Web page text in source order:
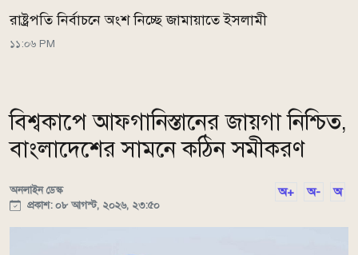
রাষ্ট্রপতি নির্বাচনে অংশ নিচ্ছে জামায়াতে ইসলামী
১১:০৬ PM
বিশ্বকাপে আফগানিস্তানের জায়গা নিশ্চিত,
বাংলাদেশের সামনে কঠিন সমীকরণ
অনলাইন ডেস্ক
প্রকাশ: ০৮ আগস্ট, ২০২৬, ২৩:৫০
অ+ অ- অ